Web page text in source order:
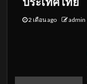
2 เดือน ago admin